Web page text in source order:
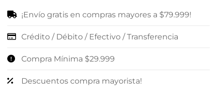
¡Envío gratis en compras mayores a $79.999!
Crédito / Débito / Efectivo / Transferencia
Compra Mínima $29.999
Descuentos compra mayorista!